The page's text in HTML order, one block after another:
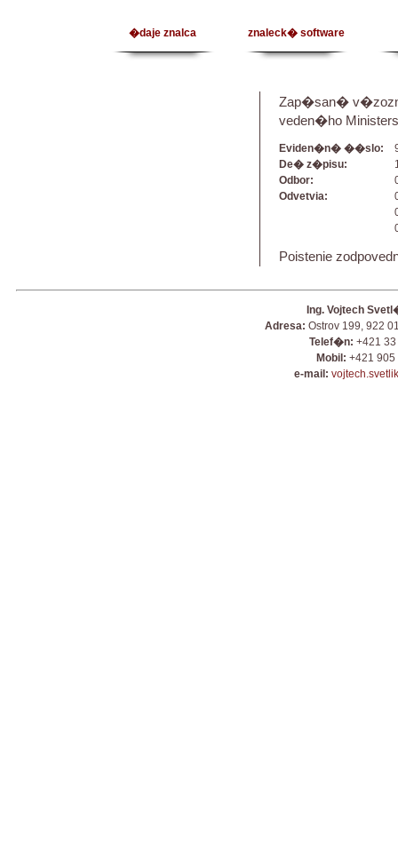
�daje znalca znaleck� software
Zap�san�
veden�ho
Eviden�n� ��slo:
De� z�pisu:
Odbor:
Odvetvia:
Poistenie
Ing. Vojtech
Adresa: Ostrov 199, 922
Telef�n: +421
Mobil: +421 905
e-mail: